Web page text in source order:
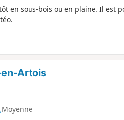
en sous-bois ou en plaine. Il est
en-Artois
Moyenne